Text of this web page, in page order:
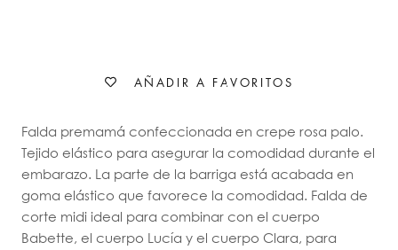
AÑADIR A FAVORITOS
Falda premamá confeccionada en crepe rosa palo.
Tejido elástico para asegurar la comodidad durante el
embarazo. La parte de la barriga está acabada en
goma elástico que favorece la comodidad. Falda de
corte midi ideal para combinar con el cuerpo
Babette, el cuerpo Lucía y el cuerpo Clara, para